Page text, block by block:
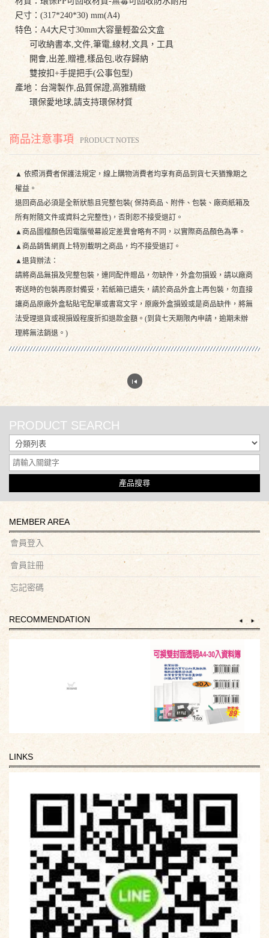
尺寸：(317*240*30) mm(A4)
特色：A4大尺寸30mm大容量輕盈公文盒
可收納書本,文件,筆電,線材,文具，工具
開會,出差,贈禮,樣品包,收存歸納
雙按扣+手提把手(公事包型)
產地：台灣製作,品質保證,高雅精緻
環保愛地球,請支持環保材質
商品注意事項 PRODUCT NOTES
▲ 依照消費者保護法規定，線上購物消費者均享有商品到貨七天猶豫期之
權益。
退回商品必須是全新狀態且完整包裝( 保持商品、附件、包裝、廠商紙箱及
所有附隨文件或資料之完整性)，否則恕不接受退訂。
▲商品圖檔顏色因電腦螢幕設定差異會略有不同，以實際商品顏色為準。
▲商品銷售網頁上特別載明之商品，均不接受退訂。
▲退貨辦法：
請將商品無損及完整包裝，連同配件贈品，勿缺件，外盒勿損毀，請以廠商
寄送時的包裝再原封備妥，若紙箱已遺失，請於商品外盒上再包裝，勿直接
讓商品原廠外盒粘貼宅配單或書寫文字，原廠外盒損毀或是商品缺件，將無
法受理退貨或視損毀程度折扣退款金額。(到貨七天期限內申請，逾期未辦
理將無法銷退。)
PRODUCT SEARCH
產品搜尋
MEMBER AREA
會員登入
會員註冊
忘記密碼
RECOMMENDATION
LINKS